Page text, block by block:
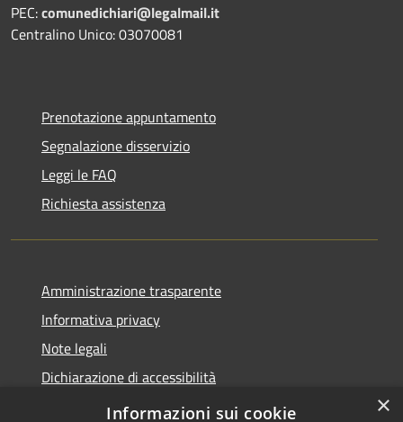
PEC:comunedichiari@legalmail.it
Centralino Unico: 03070081
Prenotazione appuntamento
Segnalazione disservizio
Leggi le FAQ
Richiesta assistenza
Amministrazione trasparente
Informativa privacy
Note legali
Dichiarazione di accessibilità
Obiettivi accessibilità
×
Informazioni sui cookie